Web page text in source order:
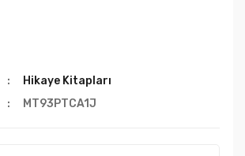
Hikaye Kitapları
MT93PTCA1J